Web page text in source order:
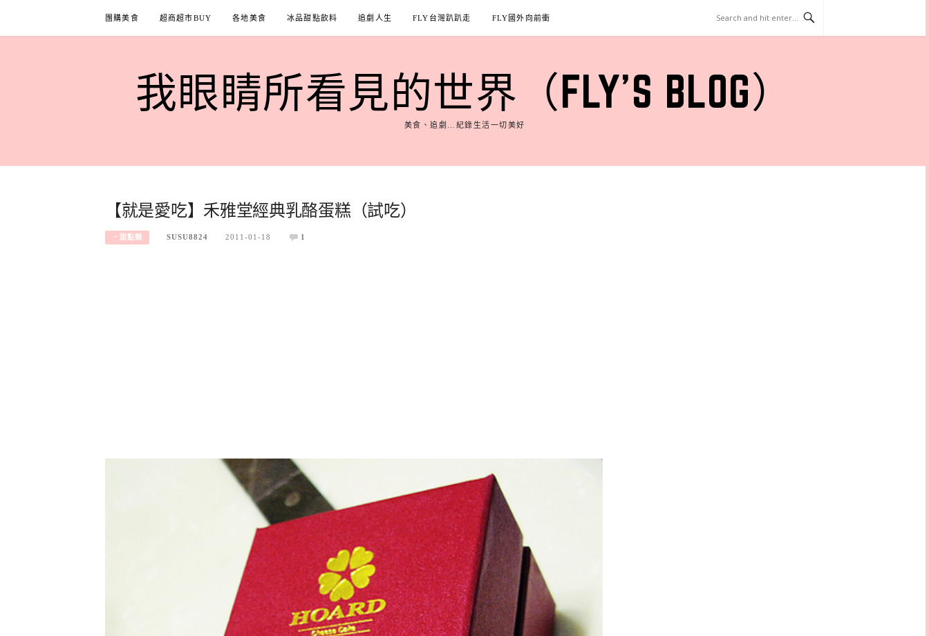
content
團購美食 超商超市BUY 各地美食 冰品甜點飲料 追劇人生 FLY台灣趴趴走 FLY國外向前衝
我眼睛所看見的世界（FLY'S BLOG）
美食、追劇…紀錄生活一切美好
【就是愛吃】禾雅堂經典乳酪蛋糕（試吃）
‧甜點類 SUSU8824 2011-01-18 1